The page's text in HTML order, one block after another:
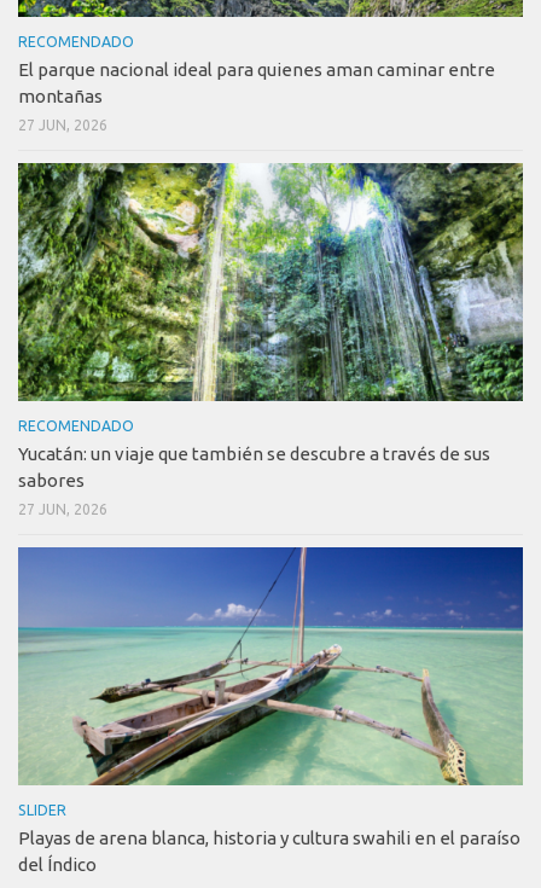
RECOMENDADO
El parque nacional ideal para quienes aman caminar entre
montañas
27 JUN, 2026
RECOMENDADO
Yucatán: un viaje que también se descubre a través de sus
sabores
27 JUN, 2026
SLIDER
Playas de arena blanca, historia y cultura swahili en el paraíso
del Índico